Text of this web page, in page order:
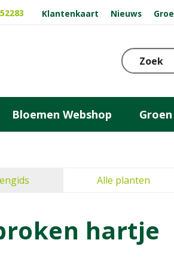
Klantenkaart Nieuws
Bloemen Webshop
Alle planten
hartje